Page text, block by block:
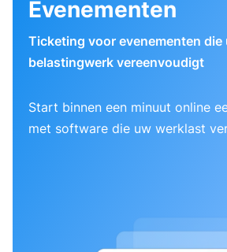
Evenementen
Ticketing voor evenementen die
belastingwerk vereenvoudigt
Start binnen een minuut online
met software die uw werklast